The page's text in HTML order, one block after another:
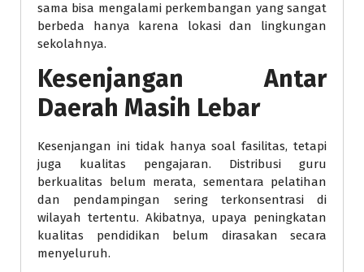
sama bisa mengalami perkembangan yang sangat
berbeda hanya karena lokasi dan lingkungan
sekolahnya.
Kesenjangan Antar
Daerah Masih Lebar
Kesenjangan ini tidak hanya soal fasilitas, tetapi
juga kualitas pengajaran. Distribusi guru
berkualitas belum merata, sementara pelatihan
dan pendampingan sering terkonsentrasi di
wilayah tertentu. Akibatnya, upaya peningkatan
kualitas pendidikan belum dirasakan secara
menyeluruh.